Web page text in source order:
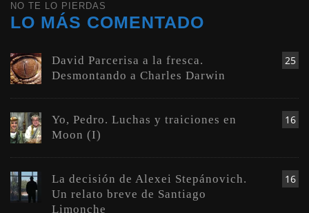
NO TE LO PIERDAS
LO MÁS COMENTADO
25
David Parcerisa a la fresca.
Desmontando a Charles Darwin
16
Yo, Pedro. Luchas y traiciones en
Moon (I)
16
La decisión de Alexei Stepánovich.
Un relato breve de Santiago
Limonche